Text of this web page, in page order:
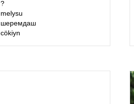
?
melysu
шеремдаш
cökiyn